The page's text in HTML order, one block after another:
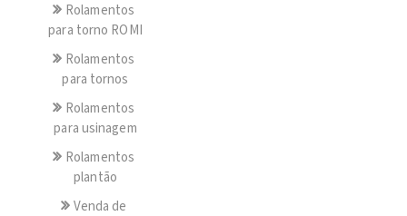
Rolamentos
para torno ROMI
Rolamentos
para tornos
Rolamentos
para usinagem
Rolamentos
plantão
Venda de